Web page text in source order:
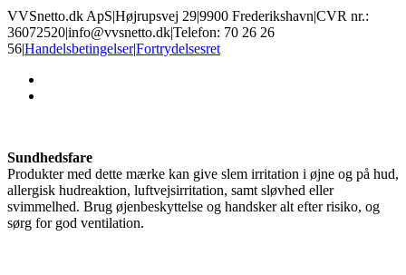
VVSnetto.dk ApS|Højrupsvej 29|9900 Frederikshavn|CVR nr.:
36072520|info@vvsnetto.dk|Telefon: 70 26 26
56|Handelsbetingelser|Fortrydelsesret
Sundhedsfare
Produkter med dette mærke kan give slem irritation i øjne og på hud,
allergisk hudreaktion, luftvejsirritation, samt sløvhed eller
svimmelhed. Brug øjenbeskyttelse og handsker alt efter risiko, og
sørg for god ventilation.